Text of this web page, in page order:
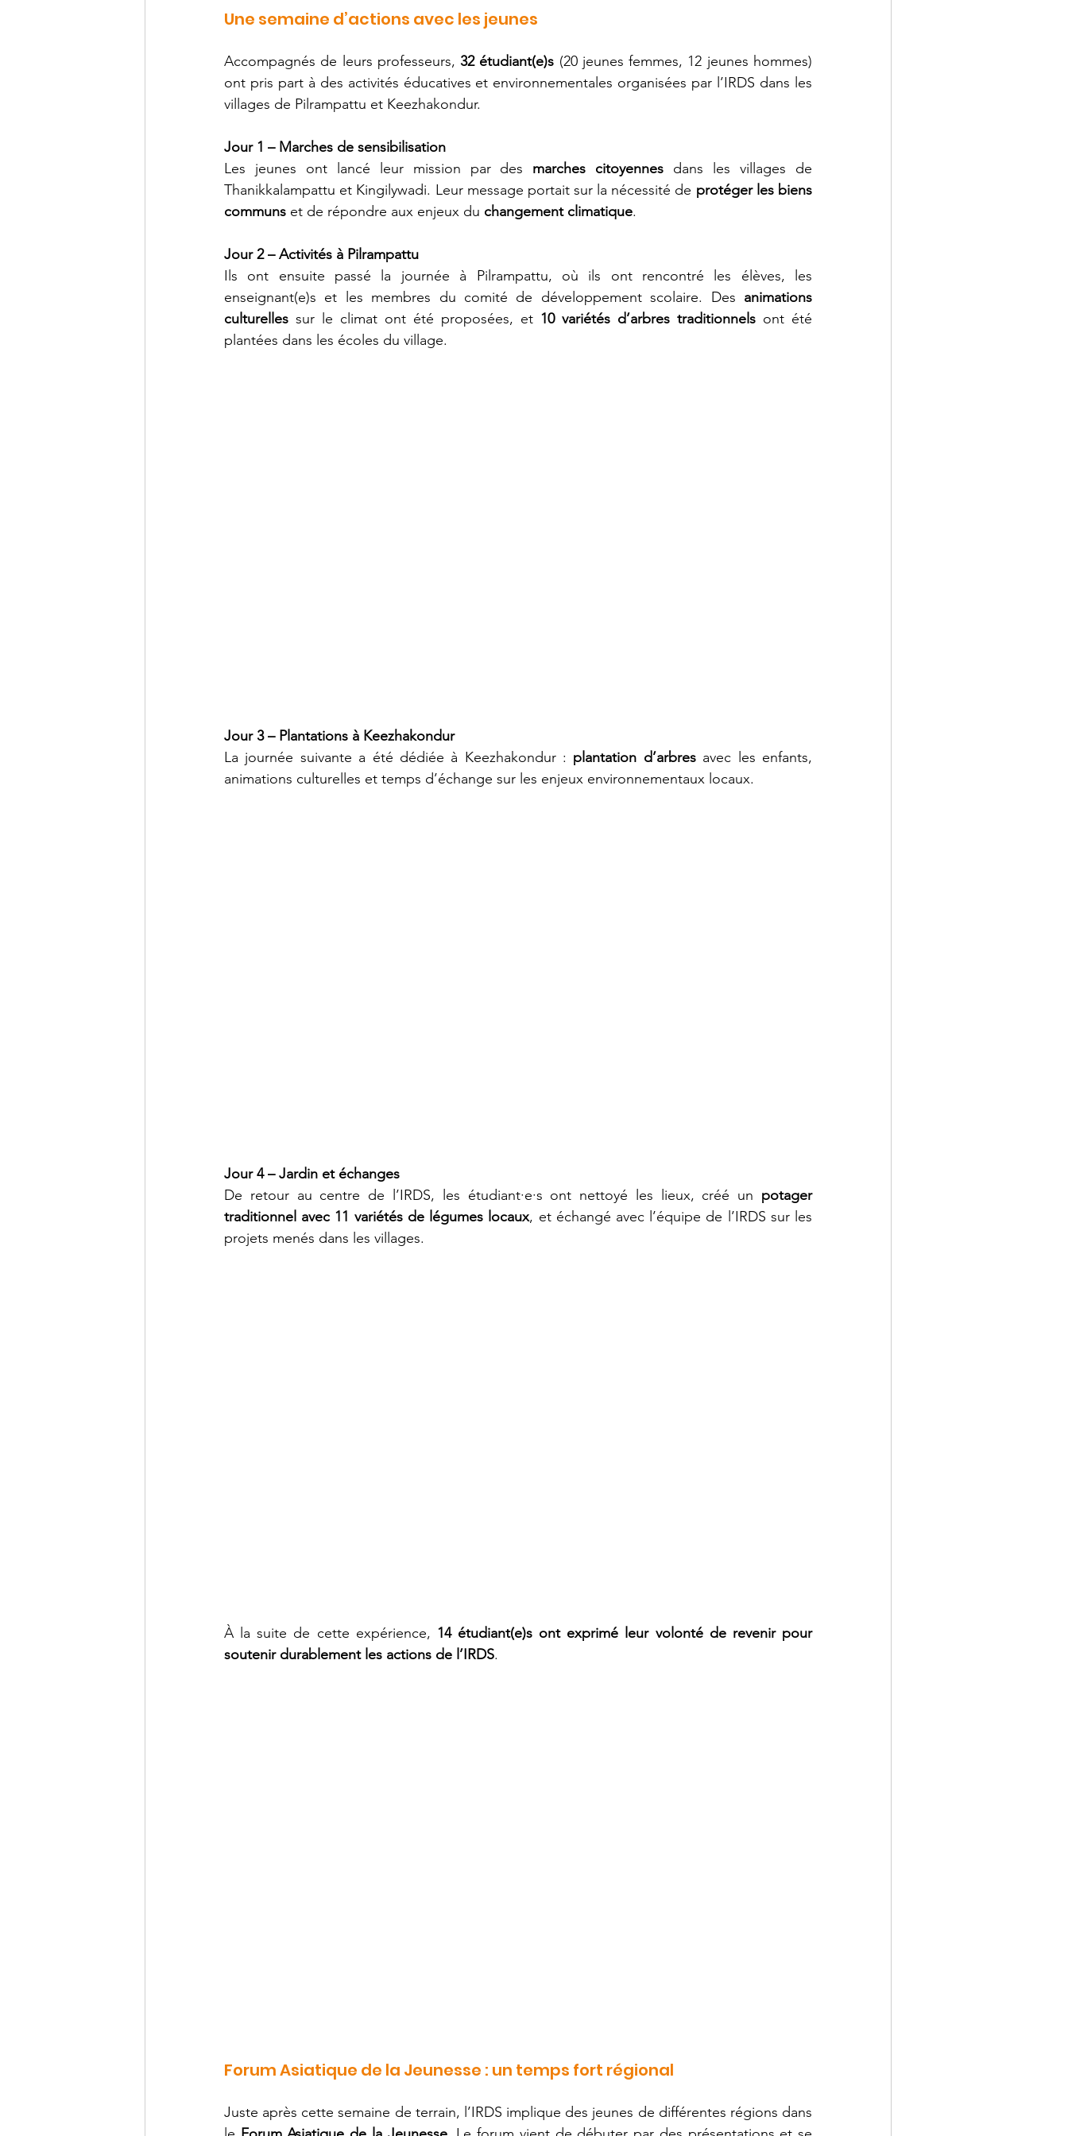
Une semaine d’actions avec les jeunes
Accompagnés de leurs professeurs, 32 étudiant(e)s (20 jeunes femmes, 12 jeunes hommes)
ont pris part à des activités éducatives et environnementales organisées par l’IRDS dans les
villages de Pilrampattu et Keezhakondur.
Jour 1 – Marches de sensibilisation
Les jeunes ont lancé leur mission par des marches citoyennes dans les villages de
Thanikkalampattu et Kingilywadi. Leur message portait sur la nécessité de protéger les biens
communs et de répondre aux enjeux du changement climatique.
Jour 2 – Activités à Pilrampattu
Ils ont ensuite passé la journée à Pilrampattu, où ils ont rencontré les élèves, les
enseignant(e)s et les membres du comité de développement scolaire. Des animations
culturelles sur le climat ont été proposées, et 10 variétés d’arbres traditionnels ont été
plantées dans les écoles du village.
Jour 3 – Plantations à Keezhakondur
La journée suivante a été dédiée à Keezhakondur : plantation d’arbres avec les enfants,
animations culturelles et temps d’échange sur les enjeux environnementaux locaux.
Jour 4 – Jardin et échanges
De retour au centre de l’IRDS, les étudiant·e·s ont nettoyé les lieux, créé un potager
traditionnel avec 11 variétés de légumes locaux, et échangé avec l’équipe de l’IRDS sur les
projets menés dans les villages.
À la suite de cette expérience, 14 étudiant(e)s ont exprimé leur volonté de revenir pour
soutenir durablement les actions de l’IRDS.
Forum Asiatique de la Jeunesse : un temps fort régional
Juste après cette semaine de terrain, l’IRDS implique des jeunes de différentes régions dans